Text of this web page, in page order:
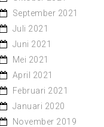
September 2021
Juli 2021
Juni 2021
Mei 2021
April 2021
Februari 2021
Januari 2020
November 2019